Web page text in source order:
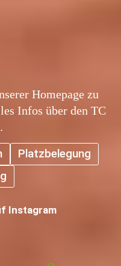
Homepage zu
Infos über den TC
Platzbelegung
Instagram